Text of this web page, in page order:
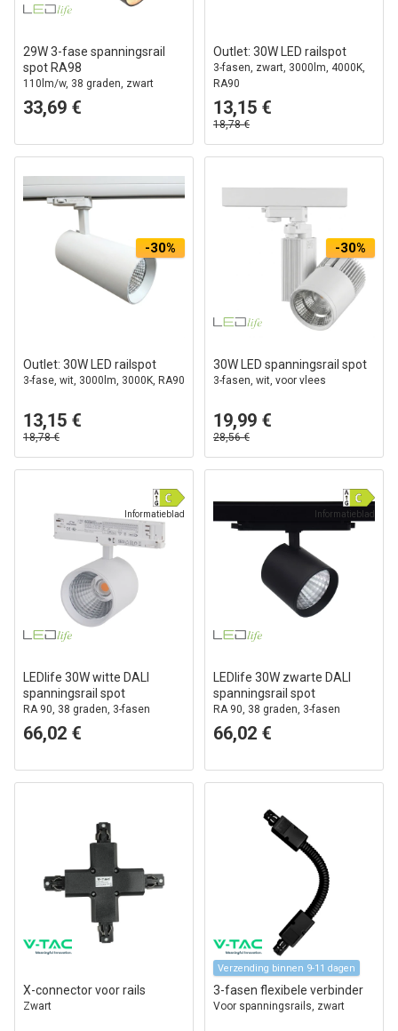
29W 3-fase spanningsrail
spot RA98
110lm/w, 38 graden, zwart
33,69 €
Outlet: 30W LED railspot
3-fasen, zwart, 3000lm, 4000K,
RA90
13,15 €
18,78 €
-30%
Outlet: 30W LED railspot
3-fase, wit, 3000lm, 3000K, RA90
13,15 €
18,78 €
-30%
30W LED spanningsrail spot
3-fasen, wit, voor vlees
19,99 €
28,56 €
Informatieblad
LEDlife 30W witte DALI
spanningsrail spot
RA 90, 38 graden, 3-fasen
66,02 €
Informatieblad
LEDlife 30W zwarte DALI
spanningsrail spot
RA 90, 38 graden, 3-fasen
66,02 €
X-connector voor rails
Zwart
Verzending binnen 9-11 dagen
3-fasen flexibele verbinder
Voor spanningsrails, zwart